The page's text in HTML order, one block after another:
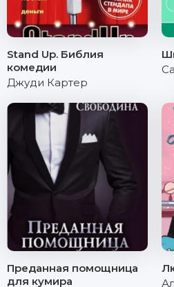
Stand Up. Библия
комедии
Джуди Картер
Преданная помощница
для кумира